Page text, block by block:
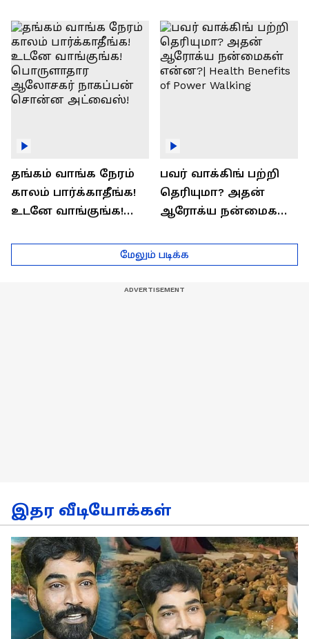
ராஜீவ் சந்தோஷம் !
Interview
தங்கம் வாங்க நேரம்
காலம் பார்க்காதீங்க!
உடனே வாங்குங்க!
ஆலோசகர் நாகப்பன்
சொன்ன அட்வைஸ்!
பவர் வாக்கிங் பற்றி
தெரியுமா? அதன்
ஆரோக்ய நன்மைகள்
of Power Walking
மேலும் படிக்க
இதர வீடியோக்கள்